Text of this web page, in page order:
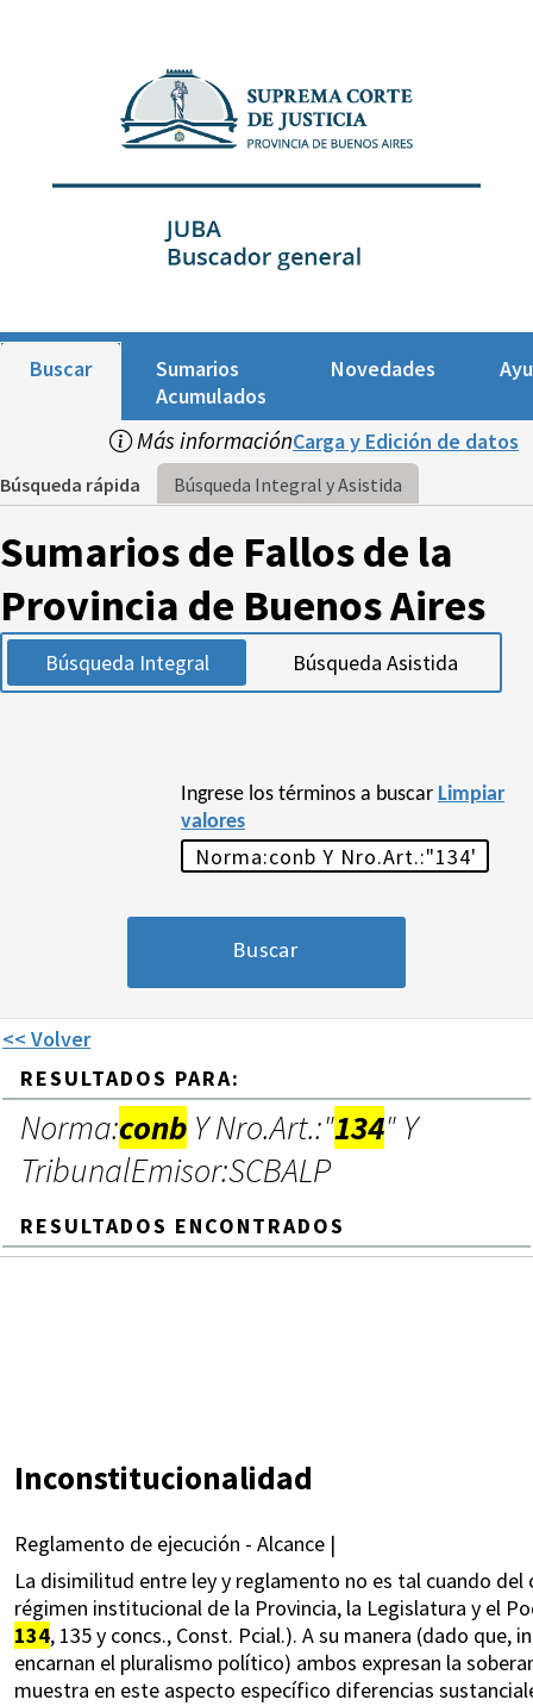
Buscar
Sumarios
Acumulados
Novedades
Más informaciónCarga y Edición de datos
Búsqueda rápida Búsqueda Integral y Asistida
Sumarios de Fallos de la
Provincia de Buenos Aires
Búsqueda Integral Búsqueda Asistida
Ingrese los términos a buscar Limpiar
valores
<< Volver
RESULTADOS PARA:
Norma:conb Y Nro.Art.:"134" Y
TribunalEmisor:SCBALP
RESULTADOS ENCONTRADOS
Inconstitucionalidad
Reglamento de ejecución - Alcance |
La disimilitud entre ley y reglamento no es tal cuando
régimen institucional de la Provincia, la Legislatura y el
134, 135 y concs., Const. Pcial.). A su manera (dado
encarnan el pluralismo político) ambos expresan la
muestra en este aspecto específico diferencias